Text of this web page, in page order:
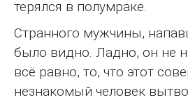
терялся в полумраке.
Странного мужчины,
было видно. Ладно, он не
всё равно, то, что этот
незнакомый человек